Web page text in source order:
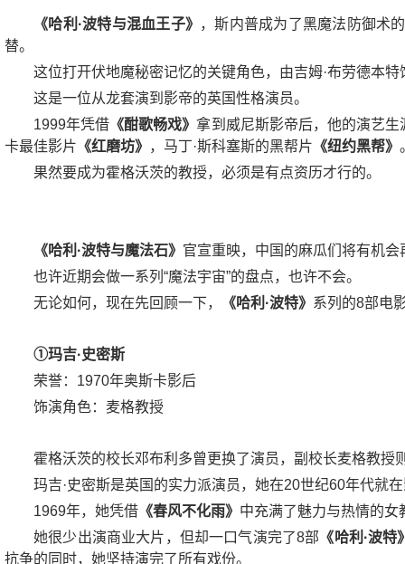
《哈利·波特与混血王子》 ，斯内普成为了黑魔法防御术
替。
这位打开伏地魔秘密记忆的关键角色，由吉姆·布劳德本特
这是一位从龙套演到影帝的英国性格演员。
1999年凭借 《酣歌畅戏》拿到威尼斯影帝后，他的演艺
卡最佳影片 《红磨坊》 ，马丁·斯科塞斯的黑帮片 《纽约黑帮》
果然要成为霍格沃茨的教授，必须是有点资历才行的。
《哈利·波特与魔法石》 官宣重映，中国的麻瓜们将有机
也许近期会做一系列“魔法宇宙”的盘点，也许不会。
无论如何，现在先回顾一下，
《哈利·波特》 系列的8部电
①玛吉·史密斯
荣誉：1970年奥斯卡影后
饰演角色：麦格教授
霍格沃茨的校长邓布利多曾更换了演员，副校长麦格教授
玛吉·史密斯是英国的实力派演员，她在20世纪60年代就
1969年，她凭借 《春风不化雨》 中充满了魅力与热情的
她很少出演商业大片，但却一口气演完了8部 《哈利·波特
抗争的同时，她坚持演完了所有戏份。